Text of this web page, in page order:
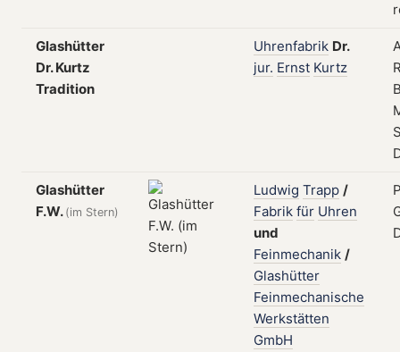
Glashütter
Dr. Kurtz
Tradition
Uhrenfabrik Dr.
jur. Ernst Kurtz
Glashütter
F.W. (im Stern)
Ludwig Trapp /
Fabrik für Uhren
und
Feinmechanik /
Glashütter
Feinmechanische
Werkstätten
GmbH